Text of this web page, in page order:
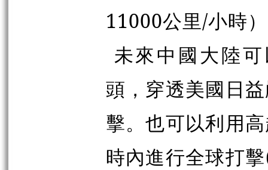
11000公里/小時
未來中國大陸
頭，穿透美國日
擊。也可以利用
時內進行全球打